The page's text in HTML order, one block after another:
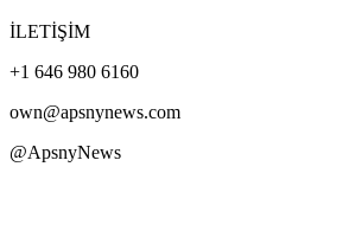
İLETİŞİM
+1 646 980 6160
own@apsnynews.com
@ApsnyNews